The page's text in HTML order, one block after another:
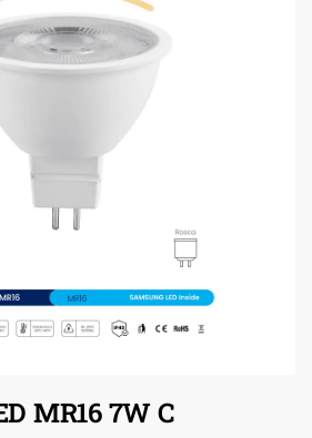
MR16 7W C